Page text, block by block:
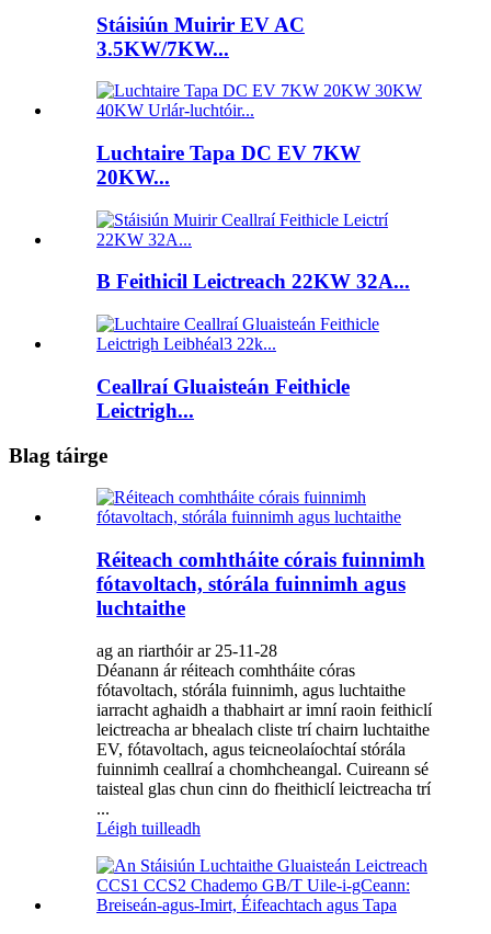
Stáisiún Muirir EV AC
3.5KW/7KW...
Luchtaire Tapa DC EV 7KW
20KW...
B Feithicil Leictreach 22KW 32A...
Ceallraí Gluaisteán Feithicle
Leictrigh...
Blag táirge
Réiteach comhtháite córais fuinnimh
fótavoltach, stórála fuinnimh agus
luchtaithe
ag an riarthóir ar 25-11-28
Déanann ár réiteach comhtháite córas
fótavoltach, stórála fuinnimh, agus luchtaithe
iarracht aghaidh a thabhairt ar imní raoin feithiclí
leictreacha ar bhealach cliste trí chairn luchtaithe
EV, fótavoltach, agus teicneolaíochtaí stórála
fuinnimh ceallraí a chomhcheangal. Cuireann sé
taisteal glas chun cinn do fheithiclí leictreacha trí
...
Léigh tuilleadh